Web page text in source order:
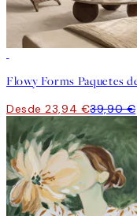
Desde 23,94 €39,90 €